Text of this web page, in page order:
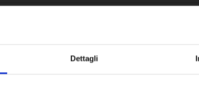
Dettagli
Potrebbe anche interessarti